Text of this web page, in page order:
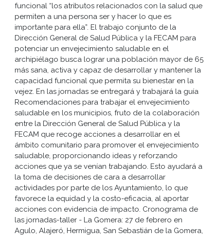
funcional “los atributos relacionados con la salud que
permiten a una persona ser y hacer lo que es
importante para ella”. El trabajo conjunto de la
Dirección General de Salud Pública y la FECAM para
potenciar un envejecimiento saludable en el
archipiélago busca lograr una población mayor de 65
más sana, activa y capaz de desarrollar y mantener la
capacidad funcional que permita su bienestar en la
vejez. En las jornadas se entregará y trabajará la guía
Recomendaciones para trabajar el envejecimiento
saludable en los municipios, fruto de la colaboración
entre la Dirección General de Salud Pública y la
FECAM que recoge acciones a desarrollar en el
ámbito comunitario para promover el envejecimiento
saludable, proporcionando ideas y reforzando
acciones que ya se venían trabajando. Esto ayudará a
la toma de decisiones de cara a desarrollar
actividades por parte de los Ayuntamiento, lo que
favorece la equidad y la costo-eficacia, al aportar
acciones con evidencia de impacto. Cronograma de
las jornadas-taller - La Gomera: 27 de febrero en
Agulo, Alajeró, Hermigua, San Sebastián de la Gomera,